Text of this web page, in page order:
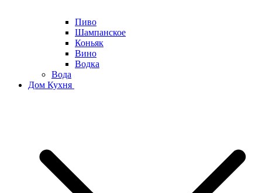
Пиво
Шампанское
Коньяк
Вино
Водка
Вода
Дом Кухня